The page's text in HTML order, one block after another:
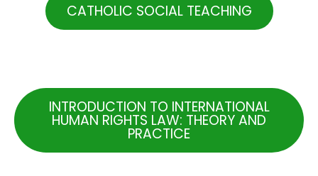
CATHOLIC SOCIAL TEACHING
INTRODUCTION TO INTERNATIONAL
HUMAN RIGHTS LAW: THEORY AND
PRACTICE